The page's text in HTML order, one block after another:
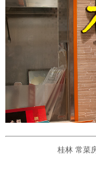
桂林 常菜